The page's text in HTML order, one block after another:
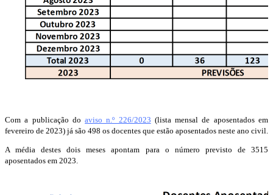
Com a publicação doaviso n.º 226/2023 (lista mensal de aposentados em
fevereiro de 2023) já são 498 os docentes que estão aposentados neste ano civil.
A média destes dois meses apontam para o número previsto de 3515
aposentados em 2023.